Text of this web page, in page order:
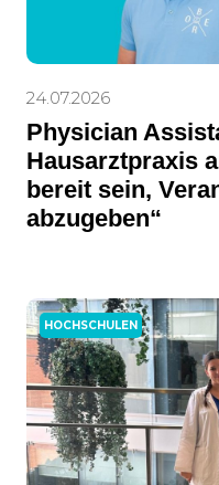
24.07.2026
Physician
Hausarztpraxis
bereit sein,
abzugeben“
HOCHSCHULEN